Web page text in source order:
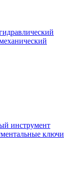
инструмент
ключи